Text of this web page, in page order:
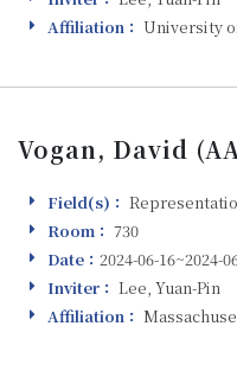
Affiliation
Affiliation： University
Vogan, David
Field(s)
Field(s)：
Room
Room： 730
Visiting
Date： 2024-06-16~2024-
Inviter
Inviter： Lee, Yuan-Pin
Affiliation
Affiliation：